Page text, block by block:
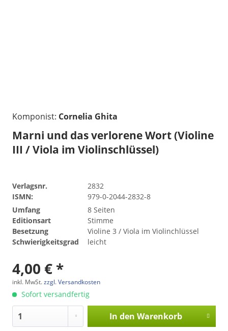
Komponist: Cornelia Ghita
Marni und das verlorene Wort (Violine
III / Viola im Violinschlüssel)
Verlagsnr.
2832
ISMN:
979-0-2044-2832-8
Umfang
8 Seiten
Editionsart
Stimme
Besetzung
Violine 3 / Viola im Violinchlüssel
Schwierigkeitsgrad
leicht
4,00 € *
inkl. MwSt.zzgl. Versandkosten
Sofort versandfertig
In den Warenkorb